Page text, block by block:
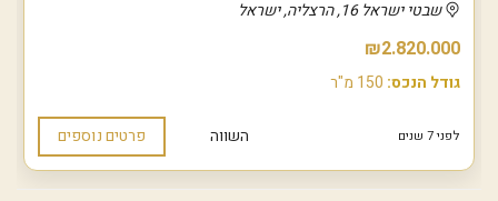
שבטי ישראל 16, הרצליה, ישראל
₪2.820.000
גודל הנכס: 150 מ"ר
לפני 7 שנים השווה פרטים נוספים